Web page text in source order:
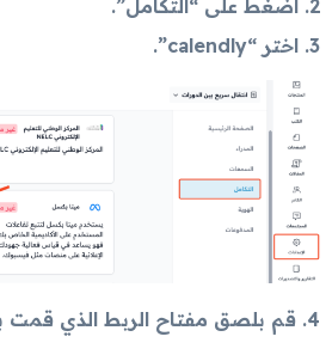
اضغط على “التكامل”.
اختر “calendly”.
4. قم بلصق مفتاح الربط الذي قمت بنسخه من calendly.